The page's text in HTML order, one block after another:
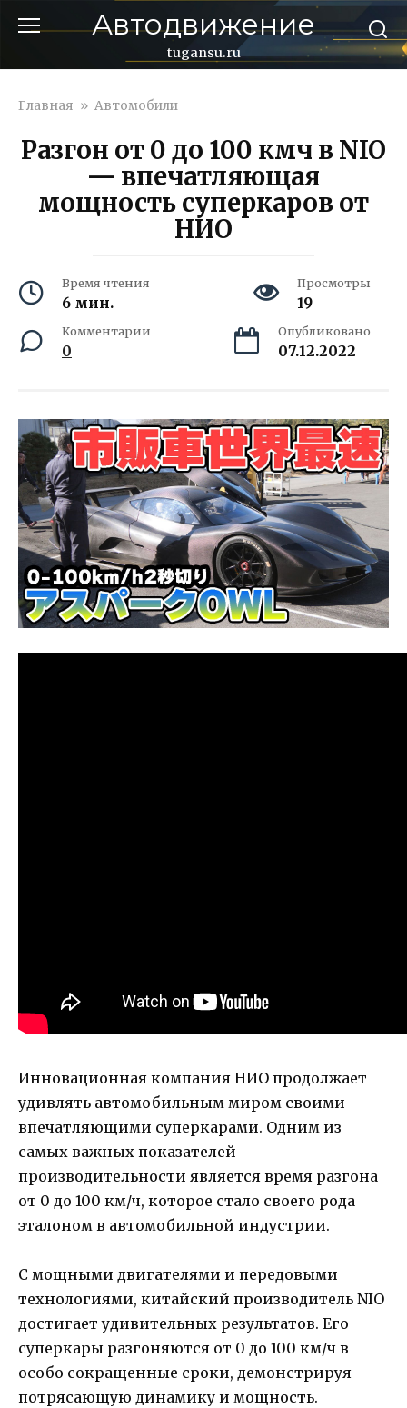
Автодвижение
tugansu.ru
Главная » Автомобили
Разгон от 0 до 100 кмч в NIO
— впечатляющая
мощность суперкаров от
НИО
Время чтения
6 мин.
Просмотры
19
Комментарии
0
Опубликовано
07.12.2022
Инновационная компания НИО продолжает
удивлять автомобильным миром своими
впечатляющими суперкарами. Одним из
самых важных показателей
производительности является время разгона
от 0 до 100 км/ч, которое стало своего рода
эталоном в автомобильной индустрии.
С мощными двигателями и передовыми
технологиями, китайский производитель NIO
достигает удивительных результатов. Его
суперкары разгоняются от 0 до 100 км/ч в
особо сокращенные сроки, демонстрируя
потрясающую динамику и мощность.